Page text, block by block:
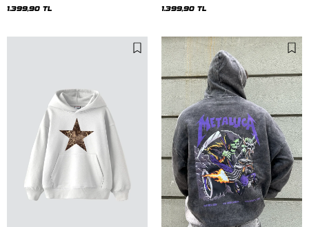
Hoodie
1.399,90 TL
Hoodie
1.399,90 TL